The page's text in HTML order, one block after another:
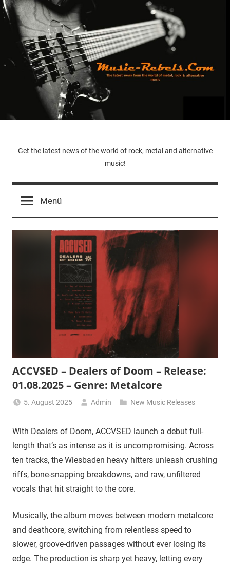
Zum
Inhalt
springen
Music-
Rebels.Com
Get the latest news of the world of rock, metal and alternative
music!
Menü
ACCVSED – Dealers of Doom – Release:
01.08.2025 – Genre: Metalcore
5. August 2025 Admin New Music Releases
With Dealers of Doom, ACCVSED launch a debut full-
length that’s as intense as it is uncompromising. Across
ten tracks, the Wiesbaden heavy hitters unleash crushing
riffs, bone-snapping breakdowns, and raw, unfiltered
vocals that hit straight to the core.
Musically, the album moves between modern metalcore
and deathcore, switching from relentless speed to
slower, groove-driven passages without ever losing its
edge. The production is sharp yet heavy, letting every